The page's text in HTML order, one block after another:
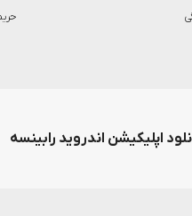
اپلیکیشن اندروید رابینسه